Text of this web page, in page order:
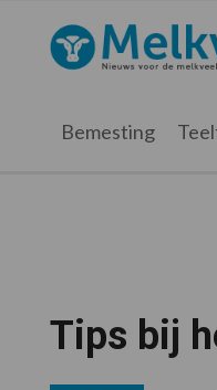
hoofdnavigatie
hoofd
eerste
voettekst
Melkveebedrijf.nl
Bemesting
Tips bij